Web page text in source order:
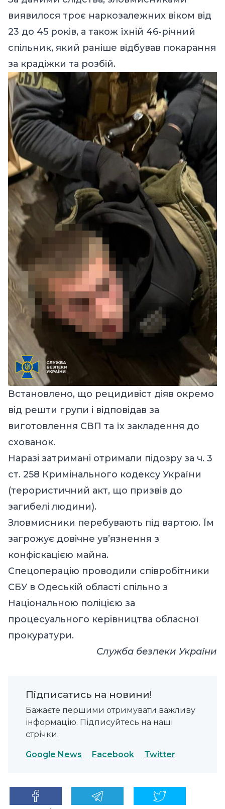
виявилося троє наркозалежних віком від
23 до 45 років, а також їхній 46-річний
спільник, який раніше відбував покарання
за крадіжки та розбій.
Встановлено, що рецидивіст діяв окремо
від решти групи і відповідав за
виготовлення СВП та їх закладення до
схованок.
Наразі затримані отримали підозру за ч. 3
ст. 258 Кримінального кодексу України
(терористичний акт, що призвів до
загибелі людини).
Зловмисники перебувають під вартою. Їм
загрожує довічне ув’язнення з
конфіскацією майна.
Спецоперацію проводили співробітники
СБУ в Одеській області спільно з
Національною поліцією за
процесуального керівництва обласної
прокуратури.
Служба безпеки України
Підписатись на новини!
Бажаєте першими отримувати важливу
інформацію. Підписуйтесь на наші
стрічки.
Google News Facebook Twitter